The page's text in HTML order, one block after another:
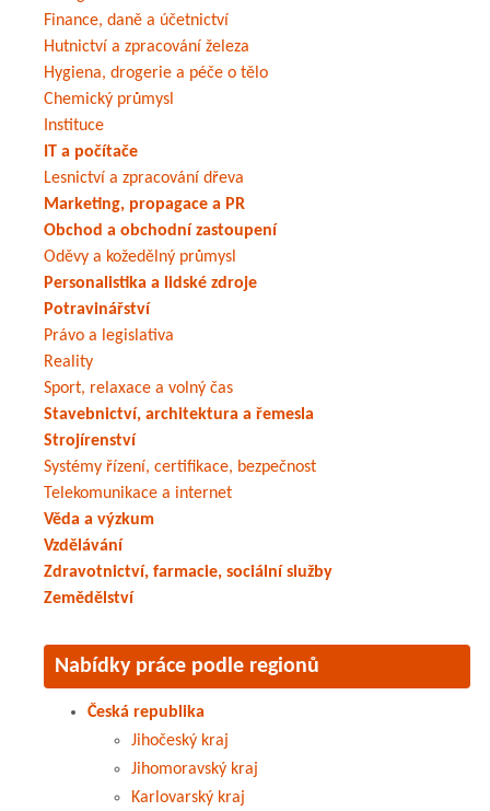
Finance, daně a účetnictví
Hutnictví a zpracování železa
Hygiena, drogerie a péče o tělo
Chemický průmysl
Instituce
IT a počítače
Lesnictví a zpracování dřeva
Marketing, propagace a PR
Obchod a obchodní zastoupení
Oděvy a kožedělný průmysl
Personalistika a lidské zdroje
Potravinářství
Právo a legislativa
Reality
Sport, relaxace a volný čas
Stavebnictví, architektura a řemesla
Strojírenství
Systémy řízení, certifikace, bezpečnost
Telekomunikace a internet
Věda a výzkum
Vzdělávání
Zdravotnictví, farmacie, sociální služby
Zemědělství
Nabídky práce podle regionů
Česká republika
Jihočeský kraj
Jihomoravský kraj
Karlovarský kraj